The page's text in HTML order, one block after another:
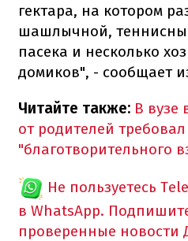
гектара, на котором
шашлычной,
пасека и несколько
домиков", - сообщает
Читайте также: В вузе
от родителей
"благотворительного
Не пользуетесь
в WhatsApp.
проверенные новости